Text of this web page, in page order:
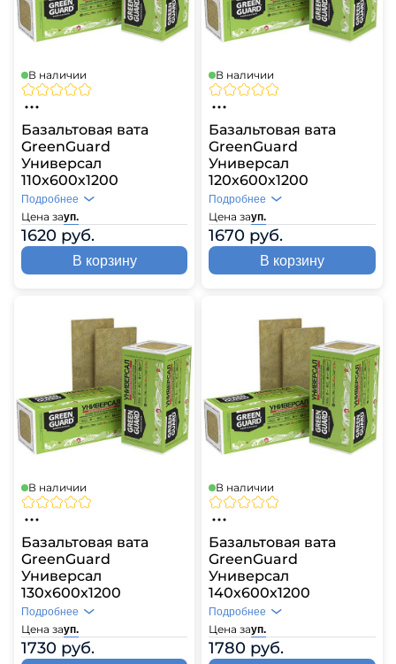
В наличии
Базальтовая вата
GreenGuard
Универсал
110х600х1200
Цена зауп.
1620 руб.
Подробнее
В корзину
В наличии
Базальтовая вата
GreenGuard
Универсал
120х600х1200
Цена зауп.
1670 руб.
Подробнее
В корзину
В наличии
Базальтовая вата
GreenGuard
Универсал
130х600х1200
Цена зауп.
1730 руб.
Подробнее
В наличии
Базальтовая вата
GreenGuard
Универсал
140х600х1200
Цена зауп.
1780 руб.
Подробнее